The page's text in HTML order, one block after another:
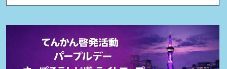
2026.02.20
日程表
を公開しました。